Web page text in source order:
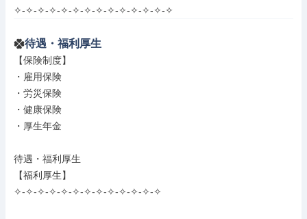
✧-✧-✧-✧-✧-✧-✧-✧-✧-✧-✧-✧-✧-✧
待遇・福利厚生
【保険制度】
・雇用保険
・労災保険
・健康保険
・厚生年金
待遇・福利厚生
【福利厚生】
✧-✧-✧-✧-✧-✧-✧-✧-✧-✧-✧-✧-✧